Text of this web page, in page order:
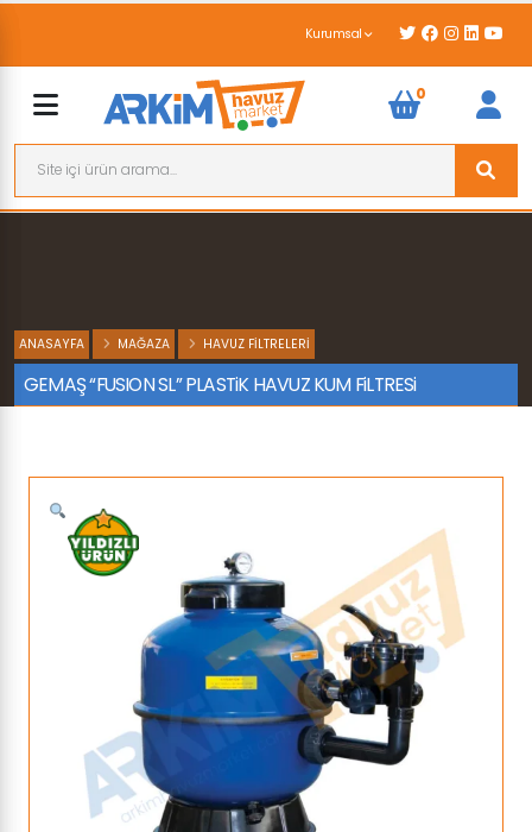
Kurumsal
0
ANASAYFA MAĞAZA HAVUZ FILTRELERI
GEMAŞ “FUSION SL” PLASTiK HAVUZ KUM FiLTRESi